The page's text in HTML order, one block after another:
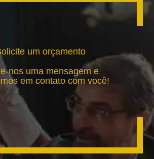
um orçamento
nos uma mensagem e
em contato com você!